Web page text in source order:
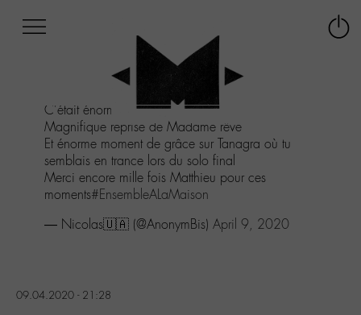
au
menu
Aller
au
contenu
Aller
C'était énorme 🤩
Magnifique reprise de Madame rêve
Et énorme moment de grâce sur Tanagra où tu
semblais en trance lors du solo final
Merci encore mille fois Matthieu pour ces
moments#EnsembleALaMaison
— Nicolas🇺🇦 (@AnonymBis) April 9, 2020
09.04.2020 - 21:28